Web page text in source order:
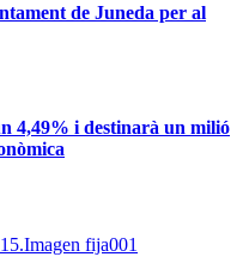
de Juneda per al
4,49% i destinarà un milió